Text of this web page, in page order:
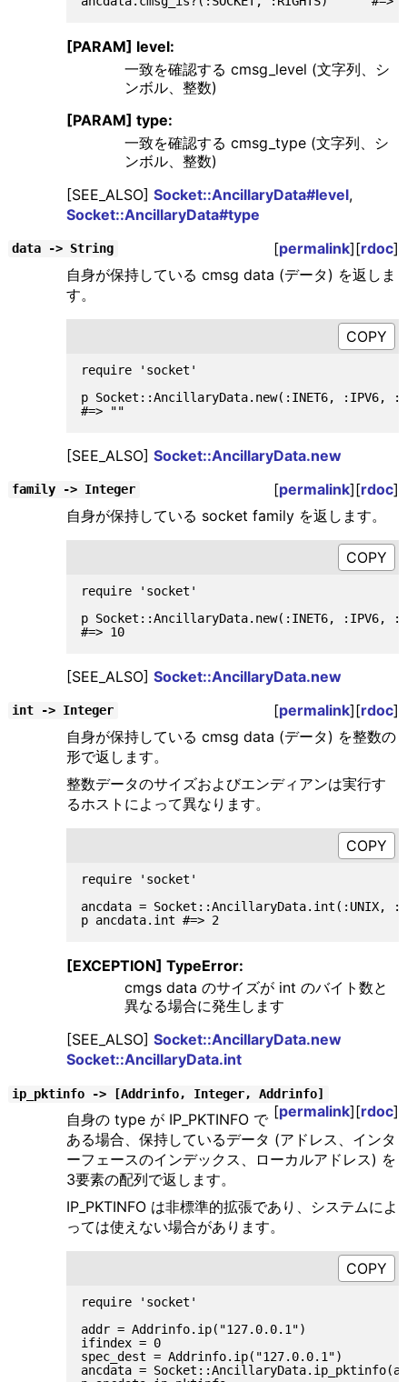
[PARAM] level:
一致を確認する cmsg_level (文字列、シ
ンボル、整数)
[PARAM] type:
一致を確認する cmsg_type (文字列、シ
ンボル、整数)
[SEE_ALSO] Socket::AncillaryData#level,
Socket::AncillaryData#type
data -> String [permalink][rdoc]
自身が保持している cmsg data (データ) を返しま
す。
require 'socket'
p Socket::AncillaryData.new(:INET6, :IPV6,
[SEE_ALSO] Socket::AncillaryData.new
family -> Integer [permalink][rdoc]
自身が保持している socket family を返します。
require 'socket'
p Socket::AncillaryData.new(:INET6, :IPV6,
#=> 10
[SEE_ALSO] Socket::AncillaryData.new
int -> Integer [permalink][rdoc]
自身が保持している cmsg data (データ) を整数の
形で返します。
整数データのサイズおよびエンディアンは実行す
るホストによって異なります。
require 'socket'
ancdata = Socket::AncillaryData.int(:UNIX,
p ancdata.int #=> 2
[EXCEPTION] TypeError:
cmgs data のサイズが int のバイト数と
異なる場合に発生します
[SEE_ALSO] Socket::AncillaryData.new
Socket::AncillaryData.int
ip_pktinfo -> [Addrinfo, Integer, Addrinfo]
[permalink][rdoc]
自身の type が IP_PKTINFO で
ある場合、保持しているデータ (アドレス、インタ
ーフェースのインデックス、ローカルアドレス) を
3要素の配列で返します。
IP_PKTINFO は非標準的拡張であり、システムによ
っては使えない場合があります。
require 'socket'
addr = Addrinfo.ip("127.0.0.1")
ifindex = 0
spec_dest = Addrinfo.ip("127.0.0.1")
ancdata =